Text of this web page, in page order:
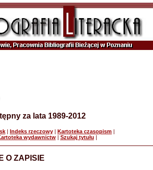
za lata 1989-2012
| Indeks rzeczowy | Kartoteka czasopism |
wydawnictw| Szukaj tytułu |
O ZAPISIE